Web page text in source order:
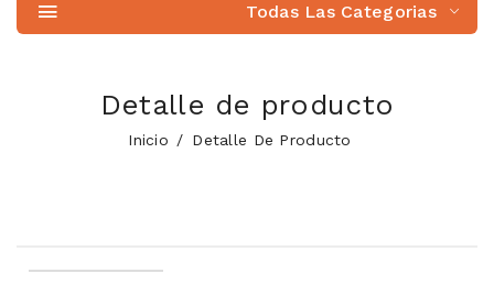
Todas Las Categorias
Detalle de producto
Inicio Detalle De Producto